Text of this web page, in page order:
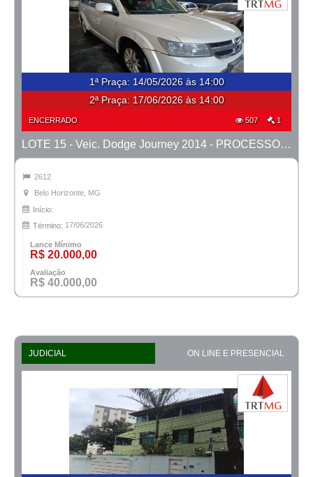
1ª Praça: 14/05/2026 às 14:00
2ª Praça: 17/06/2026 às 14:00
ENCERRADO 507 1
LOTE 15 - Veic. Dodge Journey 2014 - PROCESSO 0010757-52.2024-42ª BH
2612
Belo Horizonte, MG
Início:
Término: 17/06/2026
Lance Mínimo
R$ 20.000,00
Avaliação
R$ 40.000,00
JUDICIAL ON LINE E PRESENCIAL